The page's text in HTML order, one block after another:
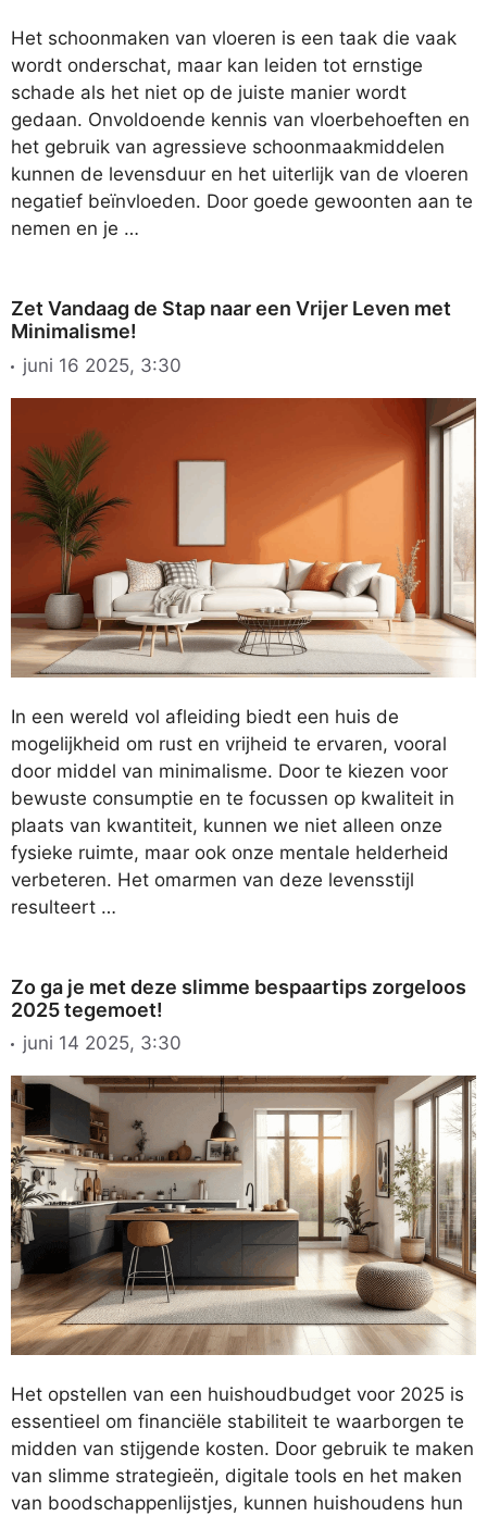
Het schoonmaken van vloeren is een taak die vaak
wordt onderschat, maar kan leiden tot ernstige
schade als het niet op de juiste manier wordt
gedaan. Onvoldoende kennis van vloerbehoeften en
het gebruik van agressieve schoonmaakmiddelen
kunnen de levensduur en het uiterlijk van de vloeren
negatief beïnvloeden. Door goede gewoonten aan te
nemen en je …
Zet Vandaag de Stap naar een Vrijer Leven met
Minimalisme!
juni 16 2025, 3:30
In een wereld vol afleiding biedt een huis de
mogelijkheid om rust en vrijheid te ervaren, vooral
door middel van minimalisme. Door te kiezen voor
bewuste consumptie en te focussen op kwaliteit in
plaats van kwantiteit, kunnen we niet alleen onze
fysieke ruimte, maar ook onze mentale helderheid
verbeteren. Het omarmen van deze levensstijl
resulteert …
Zo ga je met deze slimme bespaartips zorgeloos
2025 tegemoet!
juni 14 2025, 3:30
Het opstellen van een huishoudbudget voor 2025 is
essentieel om financiële stabiliteit te waarborgen te
midden van stijgende kosten. Door gebruik te maken
van slimme strategieën, digitale tools en het maken
van boodschappenlijstjes, kunnen huishoudens hun